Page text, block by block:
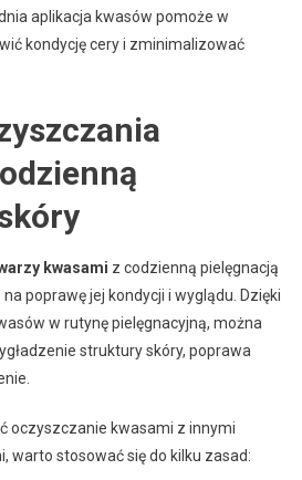
aplikacja kwasów pomoże w
kondycję cery i zminimalizować
kwasami z codzienną pielęgnacją
poprawę jej kondycji i wyglądu. Dzięki
w rutynę pielęgnacyjną, można
struktury skóry, poprawa
oczyszczanie kwasami z innymi
warto stosować się do kilku zasad: